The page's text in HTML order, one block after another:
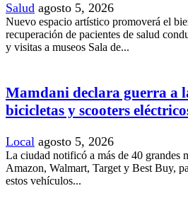
Salud agosto 5, 2026
Nuevo espacio artístico promoverá el
recuperación de pacientes de salud
y visitas a museos Sala de...
Mamdani declara guerra a
bicicletas y scooters
Local agosto 5, 2026
La ciudad notificó a más de 40 grandes
Amazon, Walmart, Target y Best Buy,
estos vehículos...